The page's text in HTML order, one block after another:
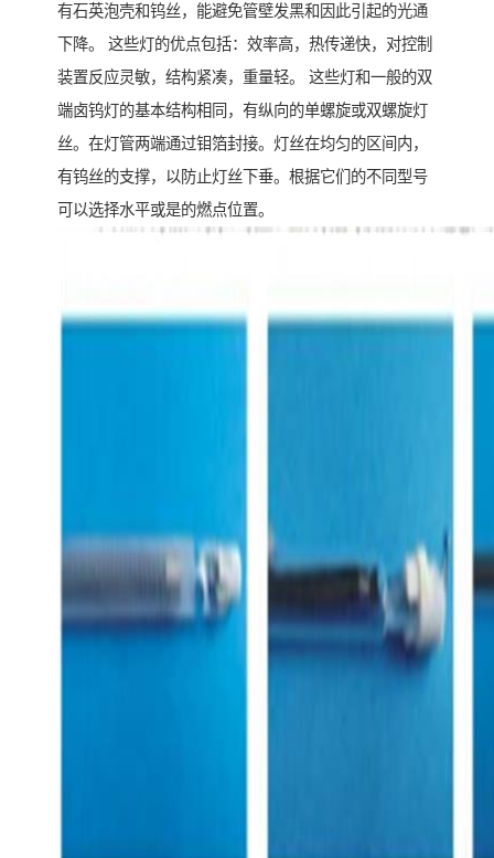
有石英泡壳和钨丝，能避免管壁发黑和因此引起的光通
下降。 这些灯的优点包括：效率高，热传递快，对控制
装置反应灵敏，结构紧凑，重量轻。 这些灯和一般的双
端卤钨灯的基本结构相同，有纵向的单螺旋或双螺旋灯
丝。在灯管两端通过钼箔封接。灯丝在均匀的区间内，
有钨丝的支撑，以防止灯丝下垂。根据它们的不同型号
可以选择水平或是的燃点位置。